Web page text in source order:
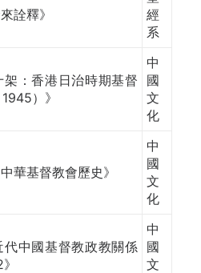
詮釋》
經
系
架：香港日治時期基督
）》
中
國
文
化
華基督教會歷史》
中
國
文
化
代中國基督教政教關係
中
國
文